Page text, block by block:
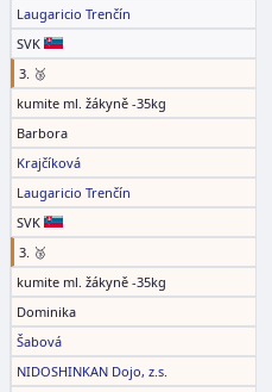
Laugaricio Trenčín
SVK
3. 🥉
kumite ml. žákyně -35kg
Barbora
Krajčíková
Laugaricio Trenčín
SVK
3. 🥉
kumite ml. žákyně -35kg
Dominika
Šabová
NIDOSHINKAN Dojo, z.s.